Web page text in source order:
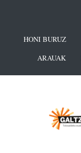
HONI BURUZ
ARAUAK